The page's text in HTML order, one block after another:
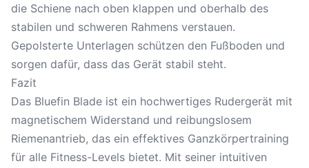
die Schiene nach oben klappen und oberhalb des
stabilen und schweren Rahmens verstauen.
Gepolsterte Unterlagen schützen den Fußboden und
sorgen dafür, dass das Gerät stabil steht.
Fazit
Das Bluefin Blade ist ein hochwertiges Rudergerät mit
magnetischem Widerstand und reibungslosem
Riemenantrieb, das ein effektives Ganzkörpertraining
für alle Fitness-Levels bietet. Mit seiner intuitiven